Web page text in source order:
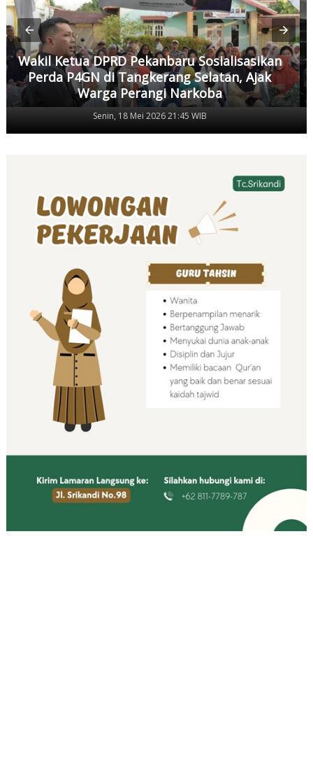
Wakil Ketua DPRD Pekanbaru Sosialisasikan
Perda P4GN di Tangkerang Selatan, Ajak
Warga Perangi Narkoba
Senin, 18 Mei 2026 21:45 WIB